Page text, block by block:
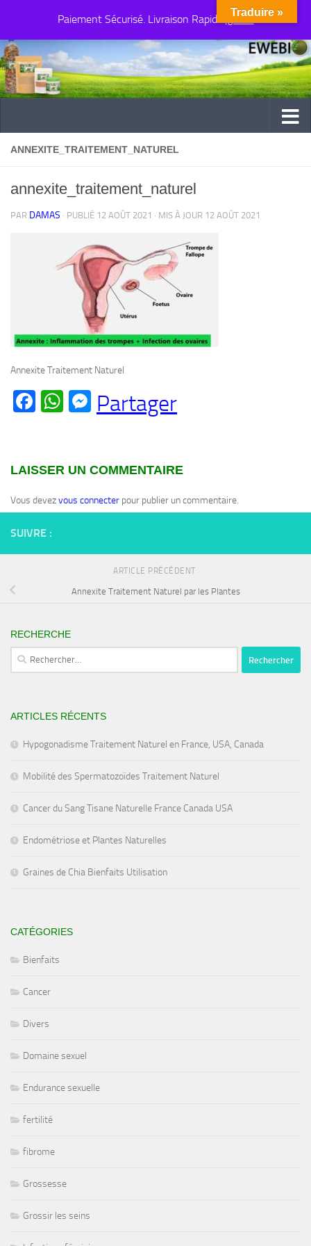
Paiement Sécurisé. Livraison Rapide Ignorer
Au dessous du contenu
ANNEXITE_TRAITEMENT_NATUREL
annexite_traitement_naturel
PAR DAMAS · PUBLIÉ 12 AOÛT 2021 · MIS À JOUR 12 AOÛT 2021
Annexite Traitement Naturel
Facebook
WhatsApp
Messenger
Partager
LAISSER UN COMMENTAIRE
Vous devezvous connecter pour publier un commentaire.
SUIVRE :
ARTICLE PRÉCÉDENT
Annexite Traitement Naturel par les Plantes
RECHERCHE
Rechercher :
ARTICLES RÉCENTS
Hypogonadisme Traitement Naturel en France, USA, Canada
Mobilité des Spermatozoïdes Traitement Naturel
Cancer du Sang Tisane Naturelle France Canada USA
Endométriose et Plantes Naturelles
Graines de Chia Bienfaits Utilisation
CATÉGORIES
Bienfaits
Cancer
Divers
Domaine sexuel
Endurance sexuelle
fertilité
fibrome
Grossesse
Grossir les seins
Traduire »